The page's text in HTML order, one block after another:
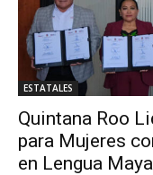
ESTATALES
Quintana Roo
para Mujeres
en Lengua Maya